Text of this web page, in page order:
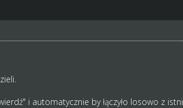
i automatycznie by łączyło losowo z